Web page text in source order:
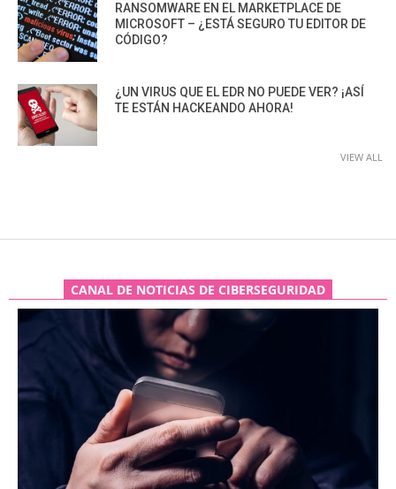
RANSOMWARE EN EL MARKETPLACE DE
MICROSOFT – ¿ESTÁ SEGURO TU EDITOR DE
CÓDIGO?
¿UN VIRUS QUE EL EDR NO PUEDE VER? ¡ASÍ
TE ESTÁN HACKEANDO AHORA!
VIEW ALL
CANAL DE NOTICIAS DE CIBERSEGURIDAD